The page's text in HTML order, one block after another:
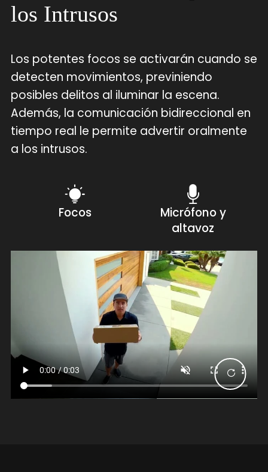
los Intrusos
Los potentes focos se activarán cuando se
detecten movimientos, previniendo
posibles delitos al iluminar la escena.
Además, la comunicación bidireccional en
tiempo real le permite advertir oralmente
a los intrusos.
Focos
Micrófono y
altavoz